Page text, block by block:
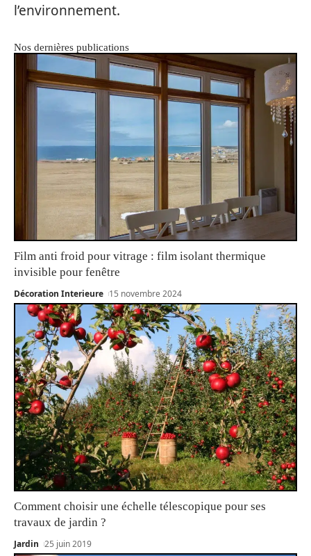
l’environnement.
Nos dernières publications
Film anti froid pour vitrage : film isolant thermique
invisible pour fenêtre
Décoration Interieure 15 novembre 2024
Comment choisir une échelle télescopique pour ses
travaux de jardin ?
Jardin 25 juin 2019